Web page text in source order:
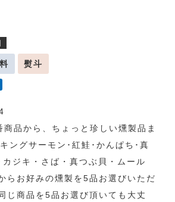
熨斗
品から、ちょっと珍しい燻製品ま
ングサーモン･紅鮭･かんぱち･真
ジキ・さば・真つぶ貝・ムール
らお好みの燻製を5品お選びいただ
じ商品を5品お選び頂いても大丈